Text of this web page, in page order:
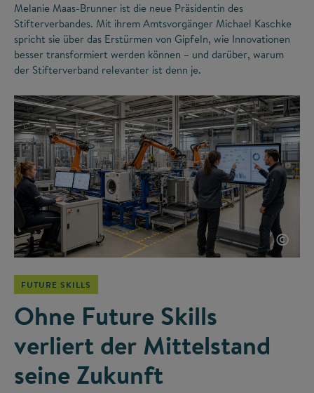
Melanie Maas-Brunner ist die neue Präsidentin des
Stifterverbandes. Mit ihrem Amtsvorgänger Michael Kaschke
spricht sie über das Erstürmen von Gipfeln, wie Innovationen
besser transformiert werden können – und darüber, warum
der Stifterverband relevanter ist denn je.
©
FUTURE SKILLS
Ohne Future Skills
verliert der Mittelstand
seine Zukunft